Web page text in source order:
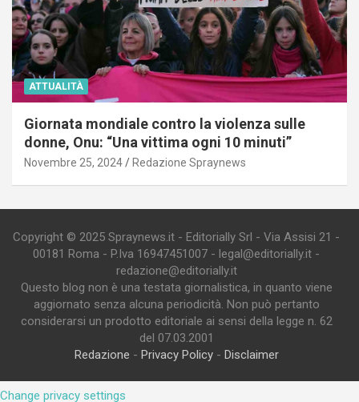
ATTUALITÀ
Giornata mondiale contro la violenza sulle
donne, Onu: “Una vittima ogni 10 minuti”
Novembre 25, 2024 Redazione Spraynews
Copyright © 2025 Spraynews.it - Editorially Srl - Via Assisi 21 -
00181 Roma - P.Iva 16947451007 - legal@editorially.it -
redazione@editorially.it
Questo blog non è una testata giornalistica, in quanto viene
aggiornato senza alcuna periodicità. Non può pertanto
considerarsi un prodotto editoriale ai sensi della legge n. 62
del 07.03.2001
Redazione - Privacy Policy- Disclaimer
Change privacy settings